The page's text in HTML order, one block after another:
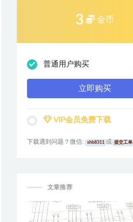
3 金币
普通用户购买
立即购买
VIP会员免费下载
下载遇到问题？微信: shb8311 或 提交工单
文章推荐